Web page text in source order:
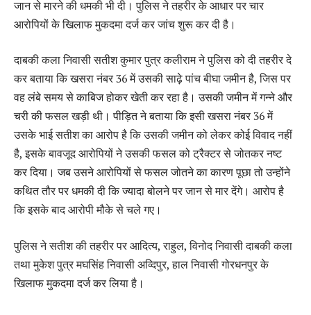
जान से मारने की धमकी भी दी। पुलिस ने तहरीर के आधार पर चार
आरोपियों के खिलाफ मुकदमा दर्ज कर जांच शुरू कर दी है।
दाबकी कला निवासी सतीश कुमार पुत्र कलीराम ने पुलिस को दी तहरीर दे
कर बताया कि खसरा नंबर 36 में उसकी साढ़े पांच बीघा जमीन है, जिस पर
वह लंबे समय से काबिज होकर खेती कर रहा है। उसकी जमीन में गन्ने और
चरी की फसल खड़ी थी। पीड़ित ने बताया कि इसी खसरा नंबर 36 में
उसके भाई सतीश का आरोप है कि उसकी जमीन को लेकर कोई विवाद नहीं
है, इसके बावजूद आरोपियों ने उसकी फसल को ट्रैक्टर से जोतकर नष्ट
कर दिया। जब उसने आरोपियों से फसल जोतने का कारण पूछा तो उन्होंने
कथित तौर पर धमकी दी कि ज्यादा बोलने पर जान से मार देंगे। आरोप है
कि इसके बाद आरोपी मौके से चले गए।
पुलिस ने सतीश की तहरीर पर आदित्य, राहुल, विनोद निवासी दाबकी कला
तथा मुकेश पुत्र मघसिंह निवासी अव्दिपुर, हाल निवासी गोरधनपुर के
खिलाफ मुकदमा दर्ज कर लिया है।